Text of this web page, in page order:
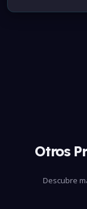
Otros
Descubre